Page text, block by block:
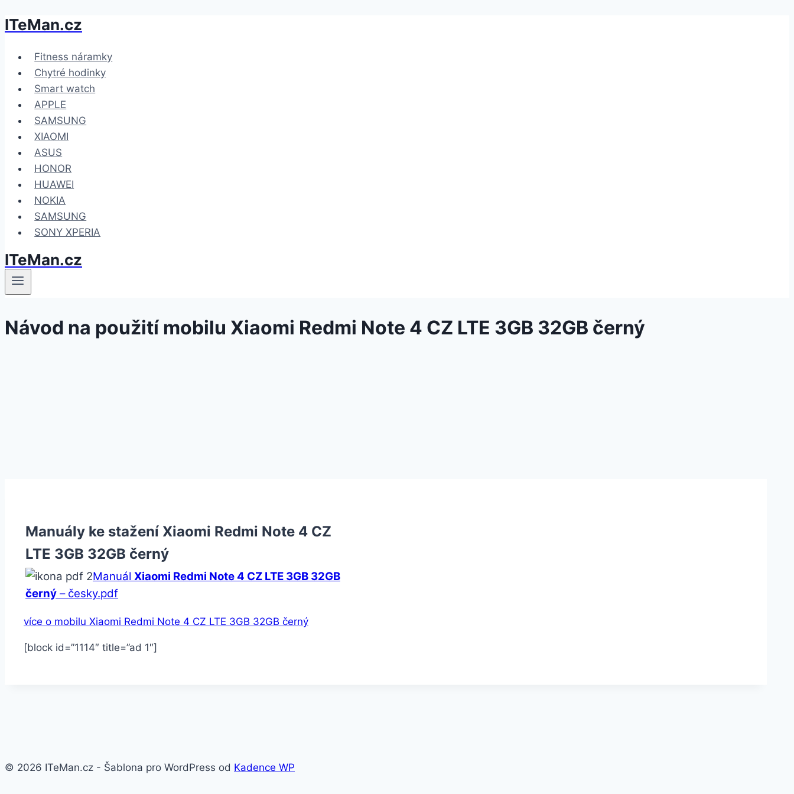
Přeskočit
obsah
ITeMan.cz
Fitness náramky
Chytré hodinky
Smart watch
APPLE
SAMSUNG
XIAOMI
ASUS
HONOR
HUAWEI
NOKIA
SAMSUNG
SONY XPERIA
ITeMan.cz
Návod na použití mobilu Xiaomi Redmi Note 4 CZ LTE 3GB 32GB černý
Manuály ke stažení Xiaomi Redmi Note 4 CZ
LTE 3GB 32GB černý
Manuál Xiaomi Redmi Note 4 CZ LTE 3GB 32GB
černý – česky.pdf
více o mobilu Xiaomi Redmi Note 4 CZ LTE 3GB 32GB černý
[block id=”1114″ title=”ad 1″]
© 2026 ITeMan.cz - Šablona pro WordPress od Kadence WP